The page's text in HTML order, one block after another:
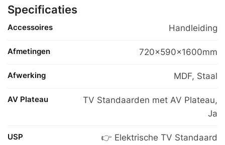
Specificaties
Accessoires Handleiding
Afmetingen 720x590x1600mm
Afwerking MDF, Staal
AV Plateau TV Standaarden met AV Plateau,
Ja
USP 👉 Elektrische TV Standaard